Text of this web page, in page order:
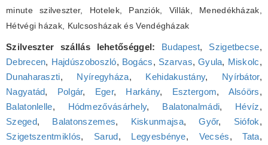
minute szilveszter, Hotelek, Panziók, Villák, Menedékházak,
Hétvégi házak, Kulcsosházak és Vendégházak
Szilveszter szállás lehetőséggel: Budapest, Szigetbecse,
Debrecen, Hajdúszoboszló, Bogács, Szarvas, Gyula, Miskolc,
Dunaharaszti, Nyíregyháza, Kehidakustány, Nyírbátor,
Nagyatád, Polgár, Eger, Harkány, Esztergom, Alsóörs,
Balatonlelle, Hódmezővásárhely, Balatonalmádi, Hévíz,
Szeged, Balatonszemes, Kiskunmajsa,Győr, Siófok,
Szigetszentmiklós, Sarud, Legyesbénye, Vecsés,Tata,